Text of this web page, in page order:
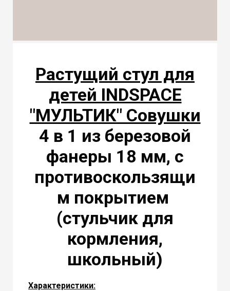
Растущий стул для
детей INDSPACE
"МУЛЬТИК" Совушки
4 в 1 из березовой
фанеры 18 мм, с
противоскользящи
м покрытием
(стульчик для
кормления,
школьный)
Характеристики: